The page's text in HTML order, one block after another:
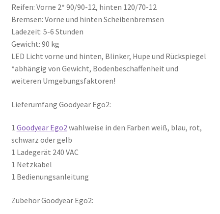
Reifen: Vorne 2* 90/90-12, hinten 120/70-12
Bremsen: Vorne und hinten Scheibenbremsen
Ladezeit: 5-6 Stunden
Gewicht: 90 kg
LED Licht vorne und hinten, Blinker, Hupe und Rückspiegel
*abhängig von Gewicht, Bodenbeschaffenheit und
weiteren Umgebungsfaktoren!
Lieferumfang Goodyear Ego2:
1 Goodyear Ego2wahlweise in den Farben weiß, blau, rot,
schwarz oder gelb
1 Ladegerät 240 VAC
1 Netzkabel
1 Bedienungsanleitung
Zubehör Goodyear Ego2: